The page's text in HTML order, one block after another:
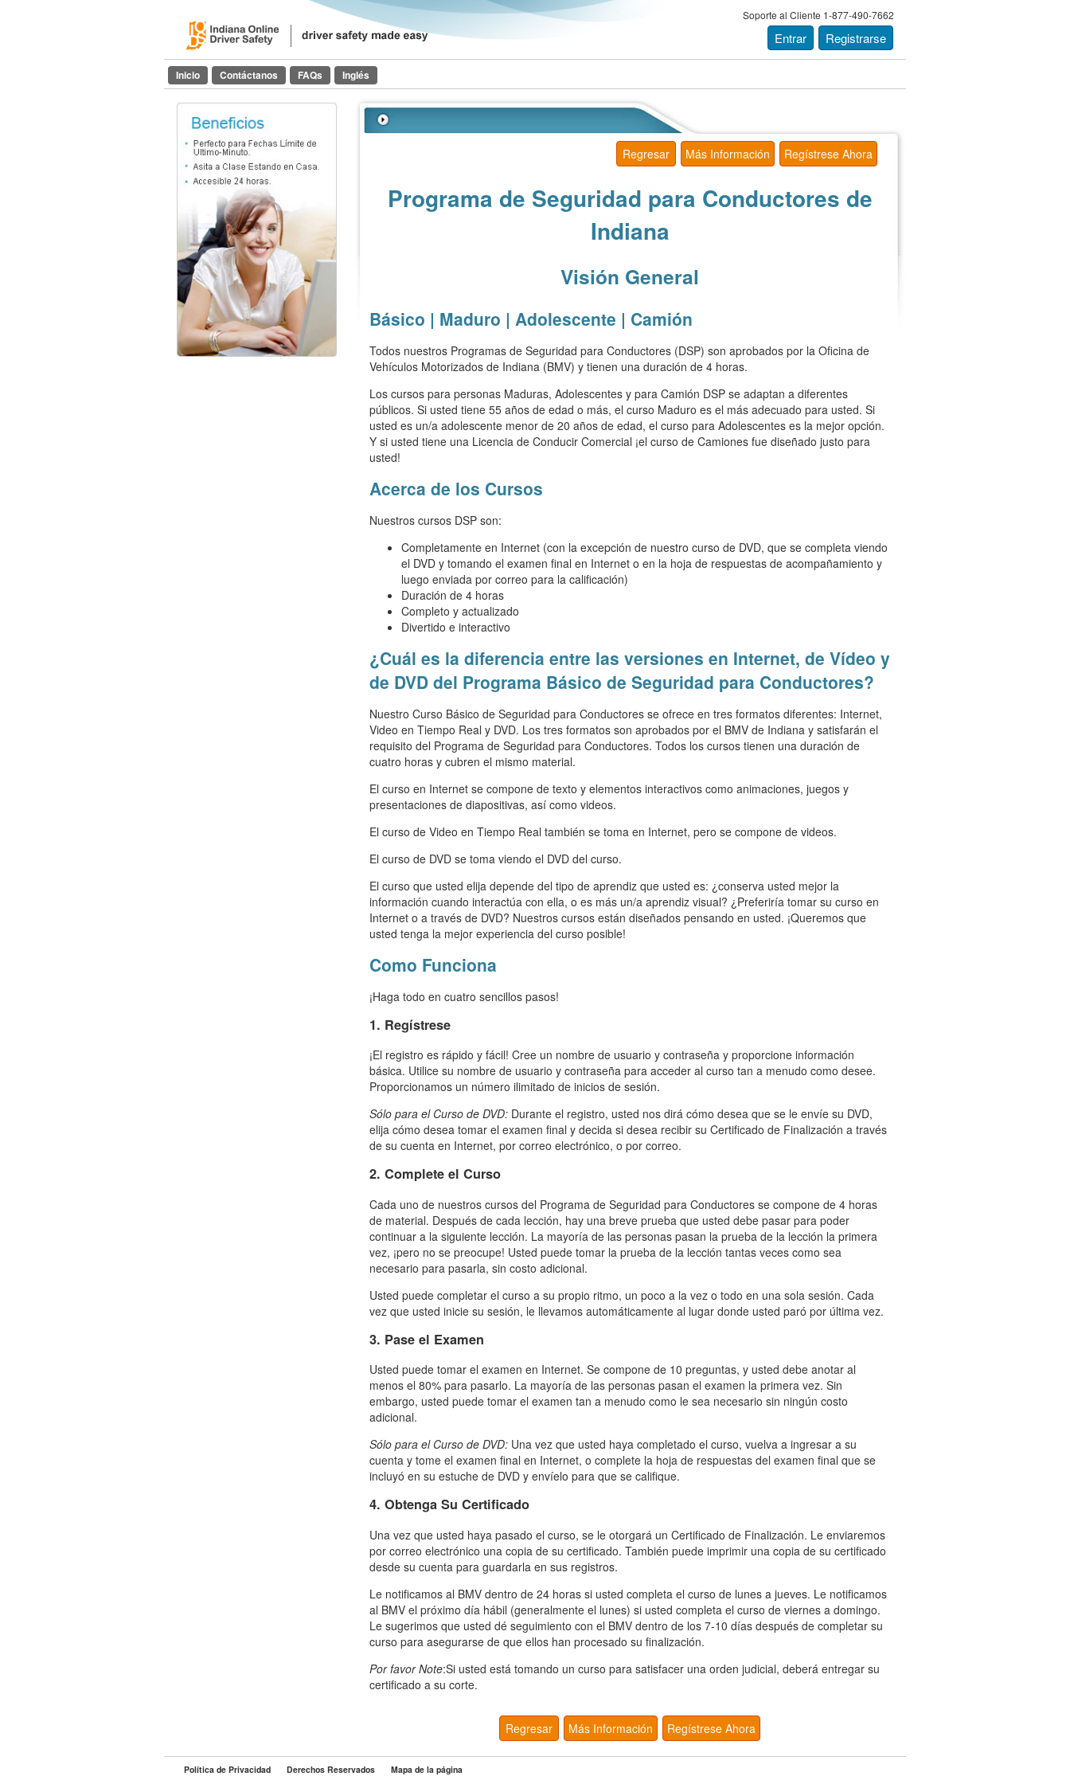
Soporte al Cliente 1-877-490-7662
Entrar Registrarse
Inicio Contáctanos FAQs Inglés
Regresar Más Información Regístrese Ahora
Programa de Seguridad para Conductores de
Indiana
Visión General
Básico | Maduro | Adolescente | Camión
Todos nuestros Programas de Seguridad para Conductores (DSP) son aprobados por la Oficina de
Vehículos Motorizados de Indiana (BMV) y tienen una duración de 4 horas.
Los cursos para personas Maduras, Adolescentes y para Camión DSP se adaptan a diferentes
públicos. Si usted tiene 55 años de edad o más, el curso Maduro es el más adecuado para usted. Si
usted es un/a adolescente menor de 20 años de edad, el curso para Adolescentes es la mejor opción.
Y si usted tiene una Licencia de Conducir Comercial ¡el curso de Camiones fue diseñado justo para
usted!
Acerca de los Cursos
Nuestros cursos DSP son:
Completamente en Internet (con la excepción de nuestro curso de DVD, que se completa viendo
el DVD y tomando el examen final en Internet o en la hoja de respuestas de acompañamiento y
luego enviada por correo para la calificación)
Duración de 4 horas
Completo y actualizado
Divertido e interactivo
¿Cuál es la diferencia entre las versiones en Internet, de Vídeo y
de DVD del Programa Básico de Seguridad para Conductores?
Nuestro Curso Básico de Seguridad para Conductores se ofrece en tres formatos diferentes: Internet,
Video en Tiempo Real y DVD. Los tres formatos son aprobados por el BMV de Indiana y satisfarán el
requisito del Programa de Seguridad para Conductores. Todos los cursos tienen una duración de
cuatro horas y cubren el mismo material.
El curso en Internet se compone de texto y elementos interactivos como animaciones, juegos y
presentaciones de diapositivas, así como videos.
El curso de Video en Tiempo Real también se toma en Internet, pero se compone de videos.
El curso de DVD se toma viendo el DVD del curso.
El curso que usted elija depende del tipo de aprendiz que usted es: ¿conserva usted mejor la
información cuando interactúa con ella, o es más un/a aprendiz visual? ¿Preferiría tomar su curso en
Internet o a través de DVD? Nuestros cursos están diseñados pensando en usted. ¡Queremos que
usted tenga la mejor experiencia del curso posible!
Como Funciona
¡Haga todo en cuatro sencillos pasos!
1. Regístrese
¡El registro es rápido y fácil! Cree un nombre de usuario y contraseña y proporcione información
básica. Utilice su nombre de usuario y contraseña para acceder al curso tan a menudo como desee.
Proporcionamos un número ilimitado de inicios de sesión.
Sólo para el Curso de DVD: Durante el registro, usted nos dirá cómo desea que se le envíe su DVD,
elija cómo desea tomar el examen final y decida si desea recibir su Certificado de Finalización a través
de su cuenta en Internet, por correo electrónico, o por correo.
2. Complete el Curso
Cada uno de nuestros cursos del Programa de Seguridad para Conductores se compone de 4 horas
de material. Después de cada lección, hay una breve prueba que usted debe pasar para poder
continuar a la siguiente lección. La mayoría de las personas pasan la prueba de la lección la primera
vez, ¡pero no se preocupe! Usted puede tomar la prueba de la lección tantas veces como sea
necesario para pasarla, sin costo adicional.
Usted puede completar el curso a su propio ritmo, un poco a la vez o todo en una sola sesión. Cada
vez que usted inicie su sesión, le llevamos automáticamente al lugar donde usted paró por última vez.
3. Pase el Examen
Usted puede tomar el examen en Internet. Se compone de 10 preguntas, y usted debe anotar al
menos el 80% para pasarlo. La mayoría de las personas pasan el examen la primera vez. Sin
embargo, usted puede tomar el examen tan a menudo como le sea necesario sin ningún costo
adicional.
Sólo para el Curso de DVD: Una vez que usted haya completado el curso, vuelva a ingresar a su
cuenta y tome el examen final en Internet, o complete la hoja de respuestas del examen final que se
incluyó en su estuche de DVD y envíelo para que se califique.
4. Obtenga Su Certificado
Una vez que usted haya pasado el curso, se le otorgará un Certificado de Finalización. Le enviaremos
por correo electrónico una copia de su certificado. También puede imprimir una copia de su certificado
desde su cuenta para guardarla en sus registros.
Le notificamos al BMV dentro de 24 horas si usted completa el curso de lunes a jueves. Le notificamos
al BMV el próximo día hábil (generalmente el lunes) si usted completa el curso de viernes a domingo.
Le sugerimos que usted dé seguimiento con el BMV dentro de los 7-10 días después de completar su
curso para asegurarse de que ellos han procesado su finalización.
Por favor Note:Si usted está tomando un curso para satisfacer una orden judicial, deberá entregar su
certificado a su corte.
Regresar Más Información Regístrese Ahora
Política de Privacidad Derechos Reservados Mapa de la página